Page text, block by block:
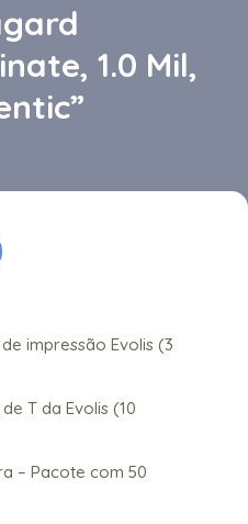
1.0 Mil,
impressão Evolis (3
T da Evolis (10
– Pacote com 50